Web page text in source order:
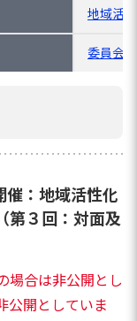
地域活
委員会
催：地域活性化
第３回：対面及
場合は非公開とし
公開としていま